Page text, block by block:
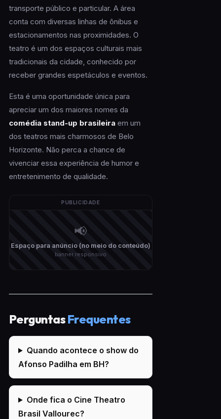
transporte público e particular. A área
conta com diversas linhas de ônibus e
estacionamentos nas proximidades. O
teatro é um dos espaços culturais mais
tradicionais da cidade, conhecido por
receber grandes espetáculos e eventos.
Esta é uma oportunidade única para
apreciar um dos maiores nomes da
comédia stand-up brasileiraem um
dos teatros mais charmosos de Belo
Horizonte. Não perca a chance de
vivenciar essa experiência de humor e
entretenimento de qualidade.
PUBLICIDADE
📢
Espaço para anúncio (no meio do conteúdo)
banner responsivo
PerguntasFrequentes
Quando acontece o show do
Afonso Padilha em BH?
Onde fica o Cine Theatro
Brasil Vallourec?